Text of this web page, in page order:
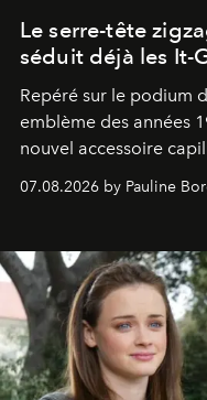
Le serre-tête
séduit déjà les It-
Repéré sur le podium
emblème des années
nouvel accessoire
07.08.2026 by Pauline